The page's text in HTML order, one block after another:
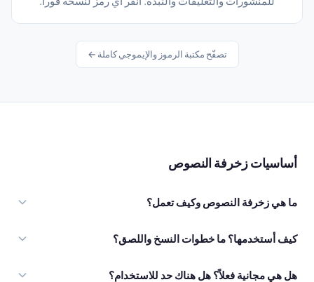
تصفّح مكتبة الرموز والإيموجي كاملة ←
أساسيات زخرفة النصوص
ما هي زخرفة النصوص وكيف تعمل؟
كيف أستخدمها؟ ما خطوات النسخ واللصق؟
هل هي مجانية فعلاً؟ هل هناك حد للاستخدام؟